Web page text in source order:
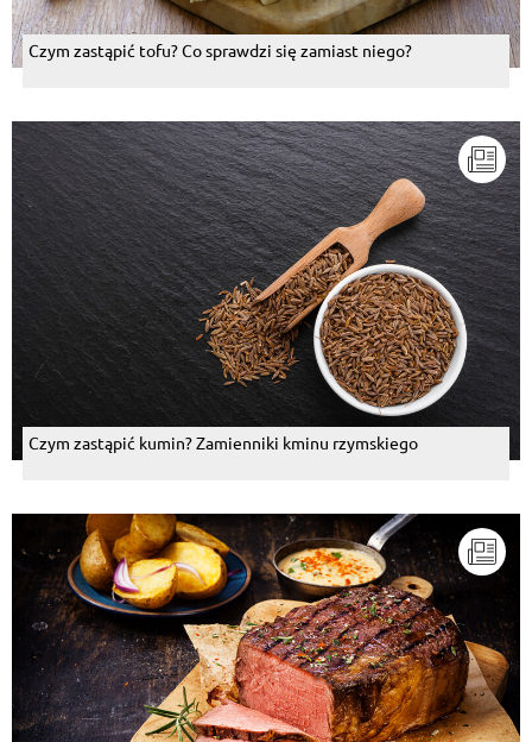
Czym zastąpić tofu? Co sprawdzi się zamiast niego?
Czym zastąpić kumin? Zamienniki kminu rzymskiego